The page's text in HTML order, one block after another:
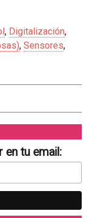
, Digitalización,
, Sensores,
en tu email: